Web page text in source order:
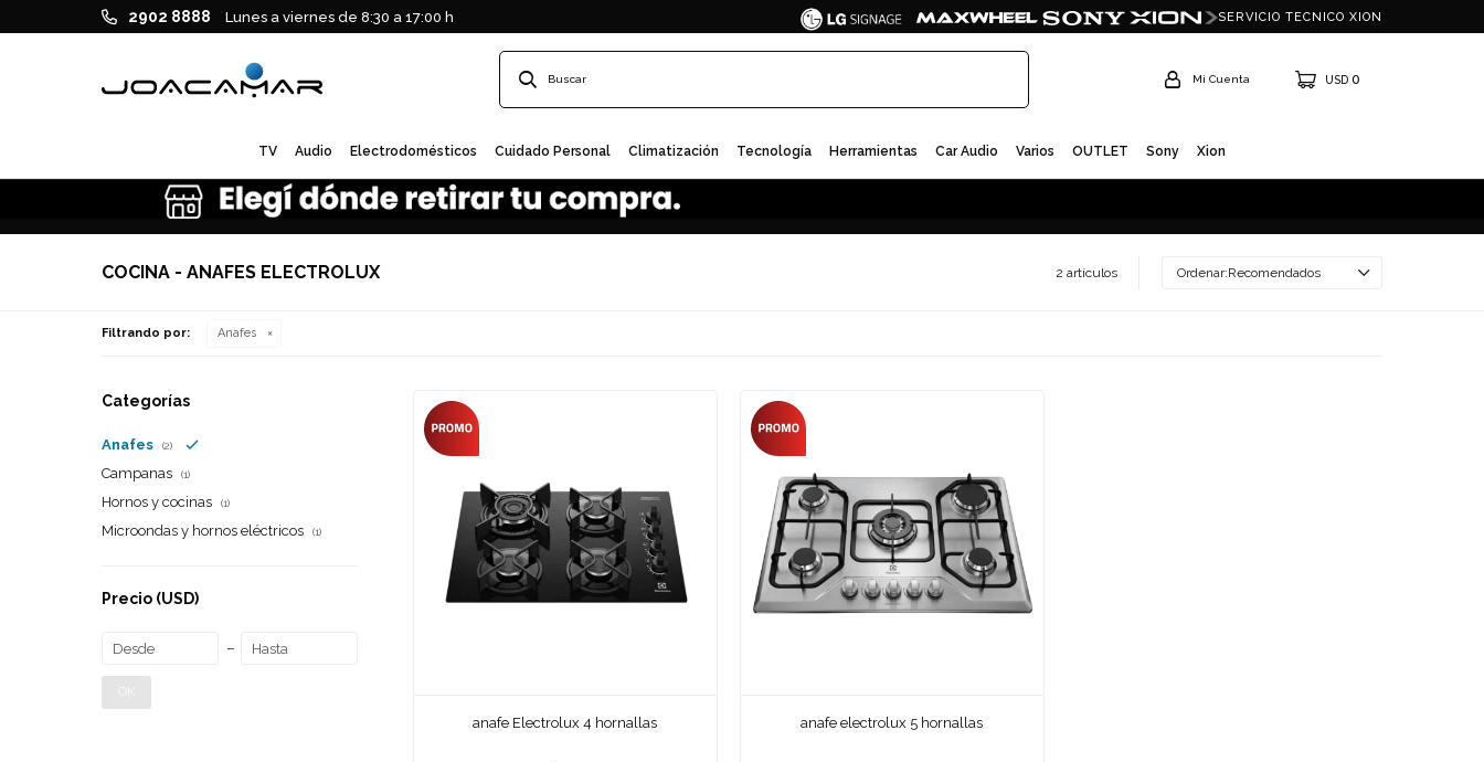
TV Audio Electrodomésticos Cuidado Personal Climatización Tecnología Herramientas Car Audio Varios OUTLET Sony Xion
USD 0
2902 8888 Lunes a viernes de 8:30 a 17:00 h SERVICIO TECNICO XION
COCINA - ANAFES ELECTROLUX 2 artículos Recomendados
Filtrando por: Anafes
anafe Electrolux 4 hornallas anafe electrolux 5 hornallas
Categorías
Anafes (2)
Campanas (1)
Hornos y cocinas (1)
Microondas y hornos eléctricos (1)
Precio (USD)